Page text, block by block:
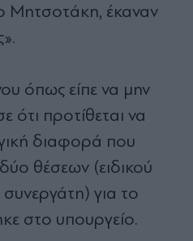
Μητσοτάκη, έκαναν
όπως είπε να μην
ότι προτίθεται να
διαφορά που
θέσεων (ειδικού
για το
στο υπουργείο.